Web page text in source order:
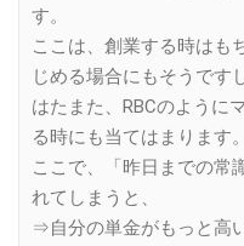
す。
ここは、創業する時はも
じめる場合にもそうですし
はたまた、RBCのように
る時にも当てはまります。
ここで、「昨日までの常
れてしまうと、
⇒自分の単金がもっと高